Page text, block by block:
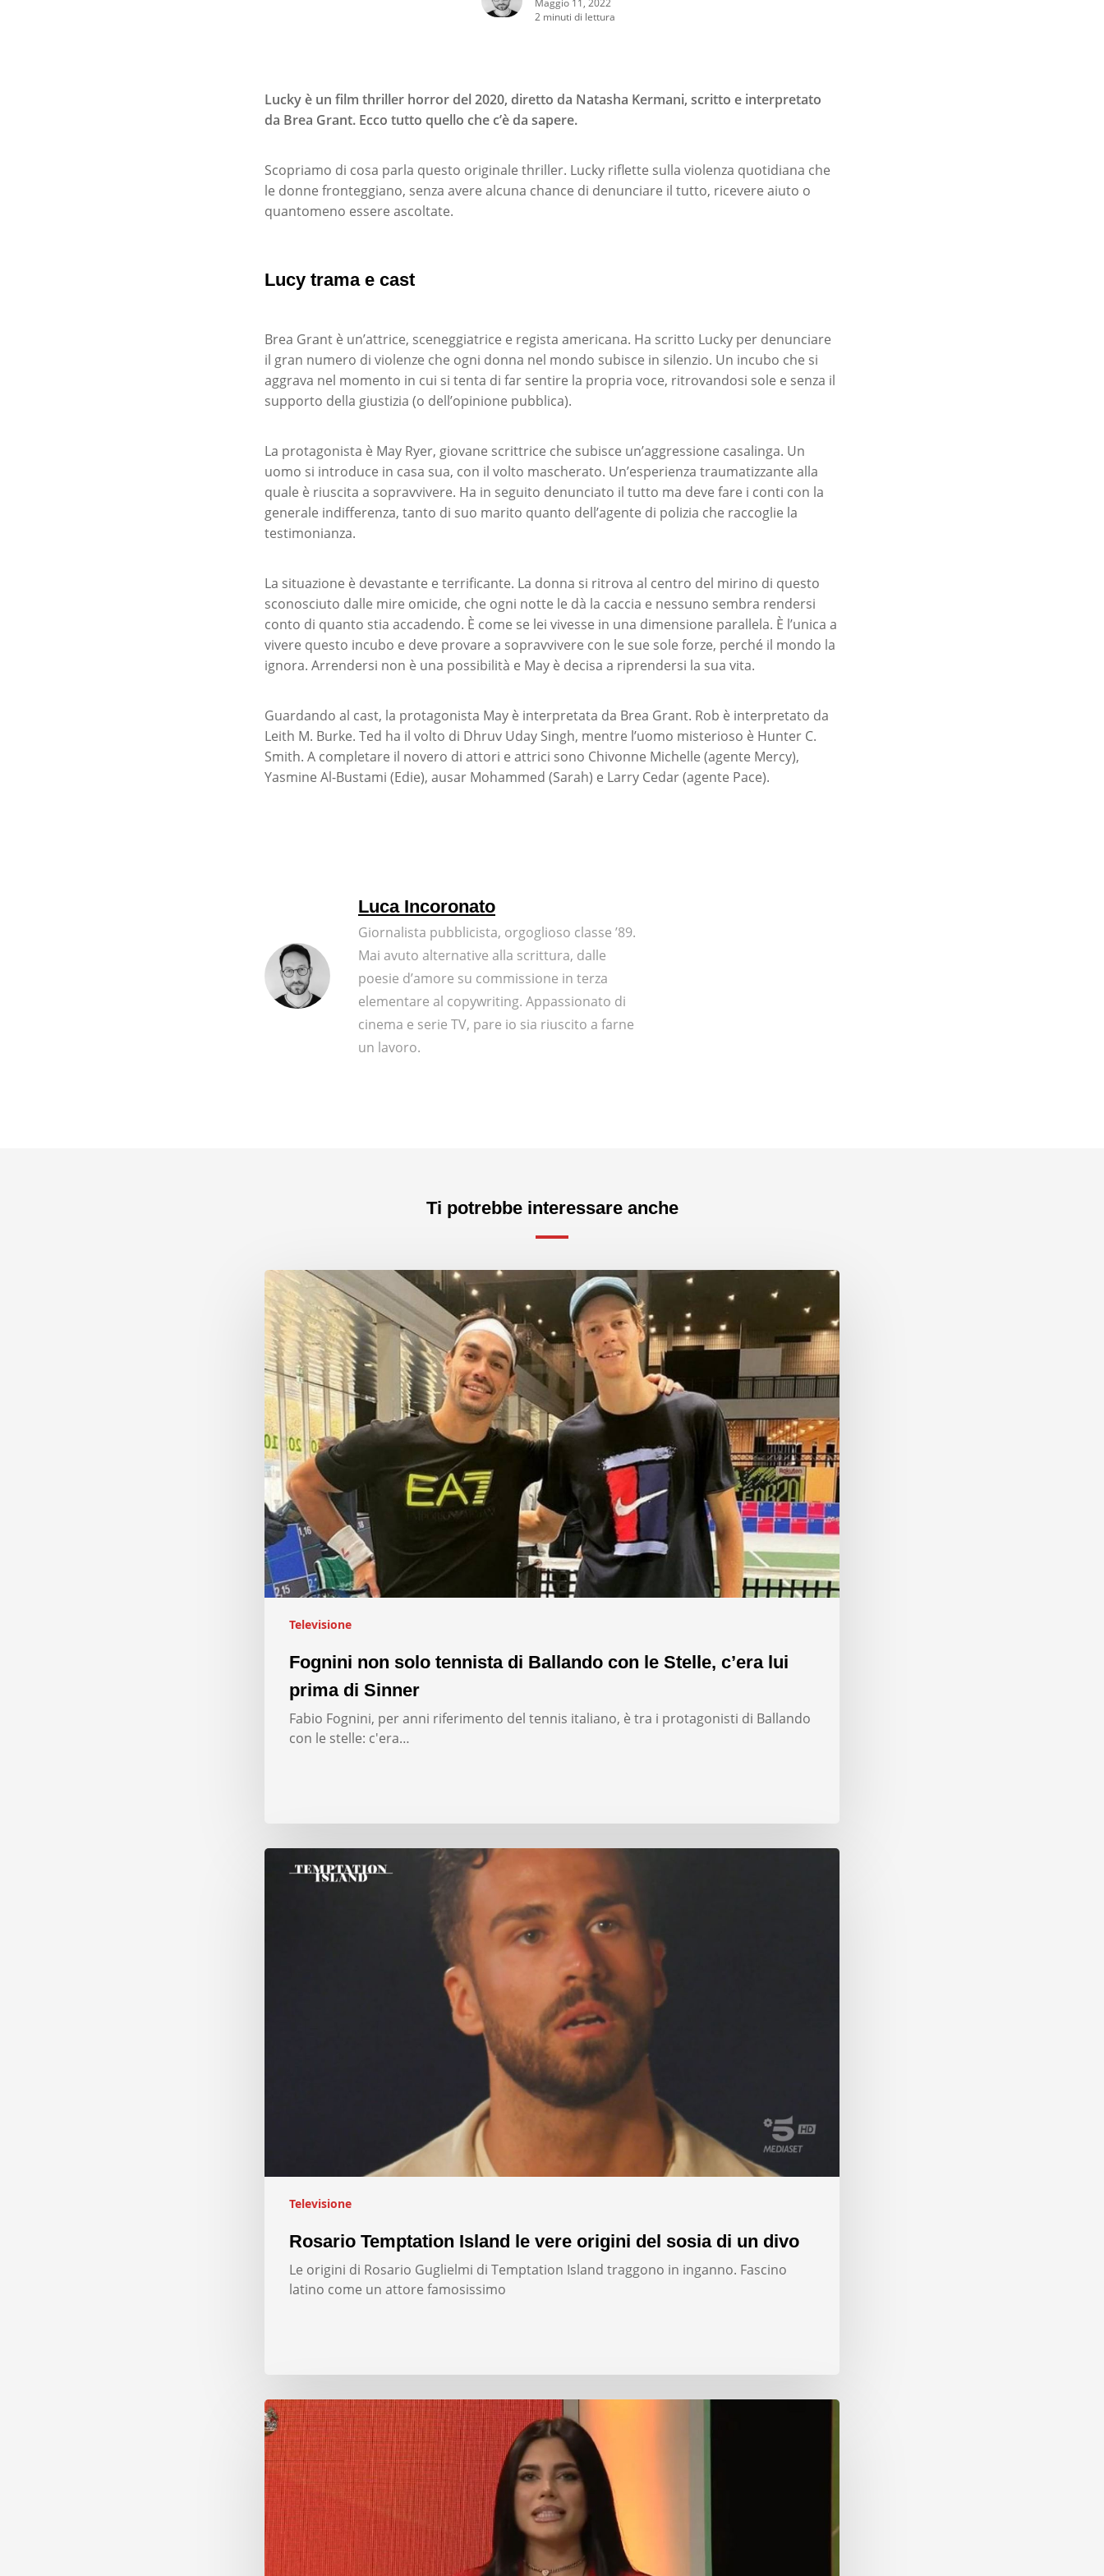
2 minuti di lettura
Lucky è un film thriller horror del 2020, diretto da Natasha Kermani, scritto e interpretato
da Brea Grant. Ecco tutto quello che c’è da sapere.
Scopriamo di cosa parla questo originale thriller. Lucky riflette sulla violenza quotidiana che
le donne fronteggiano, senza avere alcuna chance di denunciare il tutto, ricevere aiuto o
quantomeno essere ascoltate.
Lucy trama e cast
Brea Grant è un’attrice, sceneggiatrice e regista americana. Ha scritto Lucky per denunciare
il gran numero di violenze che ogni donna nel mondo subisce in silenzio. Un incubo che si
aggrava nel momento in cui si tenta di far sentire la propria voce, ritrovandosi sole e senza il
supporto della giustizia (o dell’opinione pubblica).
La protagonista è May Ryer, giovane scrittrice che subisce un’aggressione casalinga. Un
uomo si introduce in casa sua, con il volto mascherato. Un’esperienza traumatizzante alla
quale è riuscita a sopravvivere. Ha in seguito denunciato il tutto ma deve fare i conti con la
generale indifferenza, tanto di suo marito quanto dell’agente di polizia che raccoglie la
testimonianza.
La situazione è devastante e terrificante. La donna si ritrova al centro del mirino di questo
sconosciuto dalle mire omicide, che ogni notte le dà la caccia e nessuno sembra rendersi
conto di quanto stia accadendo. È come se lei vivesse in una dimensione parallela. È l’unica a
vivere questo incubo e deve provare a sopravvivere con le sue sole forze, perché il mondo la
ignora. Arrendersi non è una possibilità e May è decisa a riprendersi la sua vita.
Guardando al cast, la protagonista May è interpretata da Brea Grant. Rob è interpretato da
Leith M. Burke. Ted ha il volto di Dhruv Uday Singh, mentre l’uomo misterioso è Hunter C.
Smith. A completare il novero di attori e attrici sono Chivonne Michelle (agente Mercy),
Yasmine Al-Bustami (Edie), ausar Mohammed (Sarah) e Larry Cedar (agente Pace).
Luca Incoronato
Giornalista pubblicista, orgoglioso classe ’89.
Mai avuto alternative alla scrittura, dalle
poesie d’amore su commissione in terza
elementare al copywriting. Appassionato di
cinema e serie TV, pare io sia riuscito a farne
un lavoro.
Ti potrebbe interessare anche
Televisione
Fognini non solo tennista di Ballando con le Stelle, c’era lui
prima di Sinner
Fabio Fognini, per anni riferimento del tennis italiano, è tra i protagonisti di Ballando
con le stelle: c'era…
Televisione
Rosario Temptation Island le vere origini del sosia di un divo
Le origini di Rosario Guglielmi di Temptation Island traggono in inganno. Fascino
latino come un attore famosissimo